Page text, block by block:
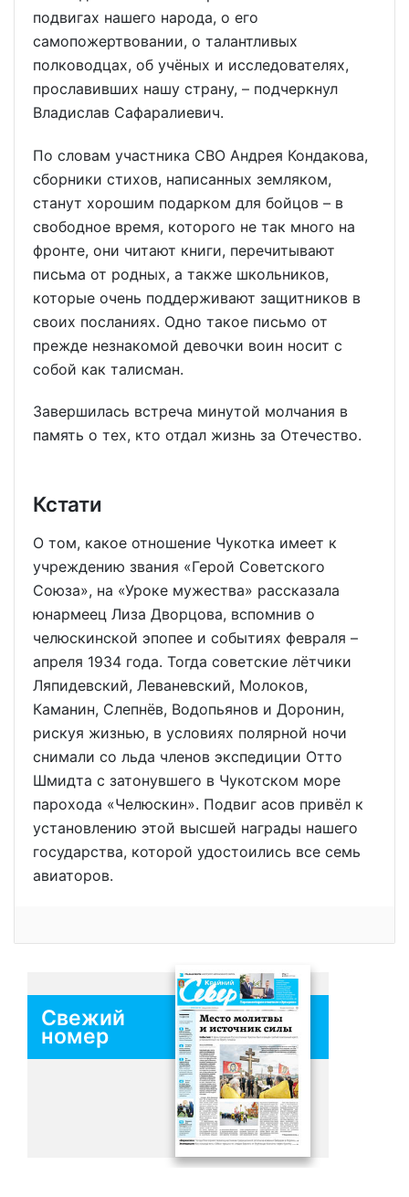
подвигах нашего народа, о его
самопожертвовании, о талантливых
полководцах, об учёных и исследователях,
прославивших нашу страну, – подчеркнул
Владислав Сафаралиевич.
По словам участника СВО Андрея Кондакова,
сборники стихов, написанных земляком,
станут хорошим подарком для бойцов – в
свободное время, которого не так много на
фронте, они читают книги, перечитывают
письма от родных, а также школьников,
которые очень поддерживают защитников в
своих посланиях. Одно такое письмо от
прежде незнакомой девочки воин носит с
собой как талисман.
Завершилась встреча минутой молчания в
память о тех, кто отдал жизнь за Отечество.
Кстати
О том, какое отношение Чукотка имеет к
учреждению звания «Герой Советского
Союза», на «Уроке мужества» рассказала
юнармеец Лиза Дворцова, вспомнив о
челюскинской эпопее и событиях февраля –
апреля 1934 года. Тогда советские лётчики
Ляпидевский, Леваневский, Молоков,
Каманин, Слепнёв, Водопьянов и Доронин,
рискуя жизнью, в условиях полярной ночи
снимали со льда членов экспедиции Отто
Шмидта с затонувшего в Чукотском море
парохода «Челюскин». Подвиг асов привёл к
установлению этой высшей награды нашего
государства, которой удостоились все семь
авиаторов.
Свежий
номер